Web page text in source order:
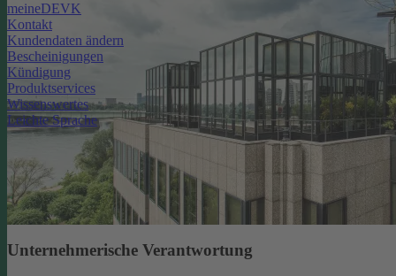
meineDEVK
Kontakt
Kundendaten ändern
Bescheinigungen
Kündigung
Produktservices
Wissenswertes
Leichte Sprache
Unternehmerische Verantwortung